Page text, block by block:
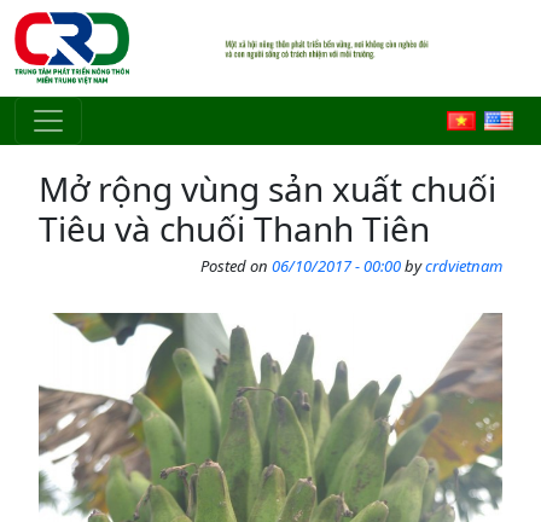
Skip to main content
Mở rộng vùng sản xuất chuối
Tiêu và chuối Thanh Tiên
Posted on 06/10/2017 - 00:00bycrdvietnam